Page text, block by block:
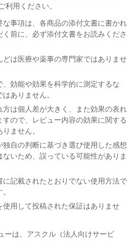
利用ください。
事項は、各商品の添付文書に書かれ
前に、必ず添付文書をお読みくださ
は医療や薬事の専門家ではありませ
効能や効果を科学的に測定するな
ありません。
は個人差が大きく、また効果の表れ
ので、レビュー内容の効果に関する
ません。
自の判断に基づき選び使用した感想
いため、誤っている可能性がありま
記載されたとおりでない使用方法で
用して投稿された保証はありませ
ーは、アスクル（法人向けサービ